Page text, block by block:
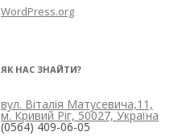
WordPress.org
ЯК НАС ЗНАЙТИ?
вул. Віталія Матусевича,11,
м. Кривий Ріг, 50027, Україна
(0564) 409-06-05